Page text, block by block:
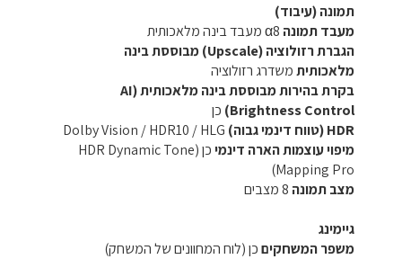
תמונה (עיבוד)
מעבד תמונה
הגברת רזולוציה (Upscale) מבוססת בינה
מלאכותיתמשדרג רזולוציה
בקרת בהירות מבוססת בינה מלאכותית (AI
Brightness Control) כן
HDR (טווח דינמי גבוה)
מיפוי עוצמות הארה דינמי
כן (HDR Dynamic Tone
Mapping Pro)
מצב תמונה
גיימינג
משפר המשחקיםכן (לוח המחוונים של המשחק)